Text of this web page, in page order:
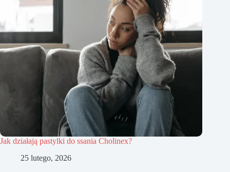
Jak działają pastylki do ssania Cholinex?
25 lutego, 2026